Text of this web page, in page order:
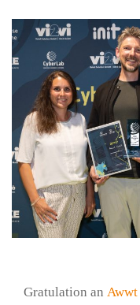
Gratulation an Awwt